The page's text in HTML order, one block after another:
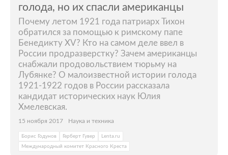
голода, но их спасли американцы
Почему летом 1921 года патриарх Тихон
обратился за помощью к римскому папе
Бенедикту XV? Кто на самом деле ввел в
России продразверстку? Зачем американцы
снабжали продовольствием тюрьму на
Лубянке? О малоизвестной истории голода
1921-1922 годов в России рассказала
кандидат исторических наук Юлия
Хмелевская.
15 ноября 2017 Наука и техника
Борис Годунов Герберт Гувер
Lenta.ru
Международный комитет Красного Креста